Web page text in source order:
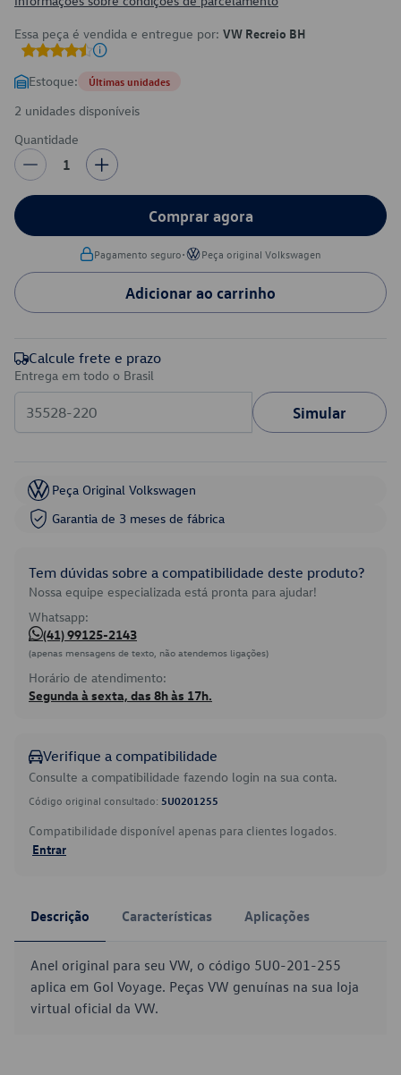
Essa peça é vendida e entregue por: VW Recreio BH
Estoque: Últimas unidades
2 unidades disponíveis
Quantidade
1
Comprar agora
Pagamento seguro• Peça original Volkswagen
Adicionar ao carrinho
Calcule frete e prazo
Entrega em todo o Brasil
Simular
Peça Original Volkswagen
Garantia de 3 meses de fábrica
Tem dúvidas sobre a compatibilidade deste produto?
Nossa equipe especializada está pronta para ajudar!
Whatsapp:
(41) 99125-2143
(apenas mensagens de texto, não atendemos ligações)
Horário de atendimento:
Segunda à sexta, das 8h às 17h.
Verifique a compatibilidade
Consulte a compatibilidade fazendo login na sua conta.
Código original consultado: 5U0201255
Compatibilidade disponível apenas para clientes logados.
Entrar
Descrição Características Aplicações
Anel original para seu VW, o código 5U0-201-255
aplica em Gol Voyage. Peças VW genuínas na sua loja
virtual oficial da VW.